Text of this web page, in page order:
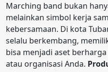
Marching band bukan
melainkan simbol kerja
kebersamaan. Di kota
selalu berkembang,
bisa menjadi aset
atau organisasi Anda.